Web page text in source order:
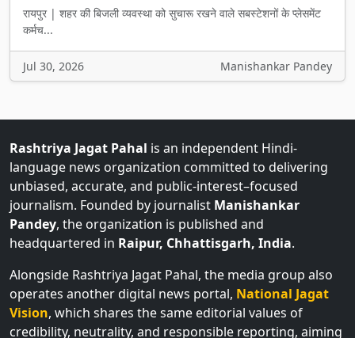
रायपुर | शहर की बिजली व्यवस्था को सुचारू रखने वाले सबस्टेशनों के प्लेसमेंट
कर्मच...
Jul 30, 2026 Manishankar Pandey
Rashtriya Jagat Pahal is an independent Hindi-
language news organization committed to delivering
unbiased, accurate, and public-interest–focused
journalism. Founded by journalist Manishankar
Pandey, the organization is published and
headquartered in Raipur, Chhattisgarh, India.
Alongside Rashtriya Jagat Pahal, the media group also
operates another digital news portal, National Jagat
Vision, which shares the same editorial values of
credibility, neutrality, and responsible reporting, aiming